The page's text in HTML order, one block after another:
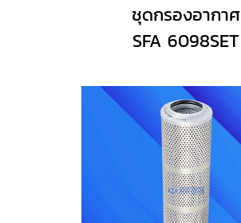
ชุดกรองอากาศ
SFA 6098SET